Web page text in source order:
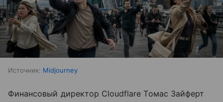
Источник: Midjourney
Финансовый директор Cloudflare Томас Зайферт